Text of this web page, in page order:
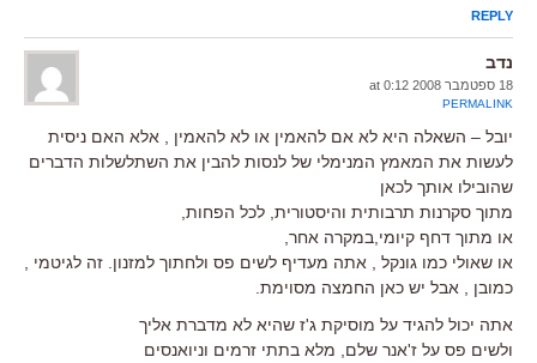
REPLY
נדב
18 ספטמבר 2008 at 0:12
PERMALINK
יובל – השאלה היא לא אם להאמין או לא להאמין , אלא האם ניסית
לעשות את המאמץ המנימלי של לנסות להבין את השתלשלות הדברים
שהובילו אותך לכאן
מתוך סקרנות תרבותית והיסטורית, לכל הפחות,
או מתוך דחף קיומי,במקרה אחר,
או שאולי כמו גונקל , אתה מעדיף לשים פס ולחתוך למזנון. זה לגיטמי ,
כמובן , אבל יש כאן החמצה מסוימת.
אתה יכול להגיד על מוסיקת ג'ז שהיא לא מדברת אליך
ולשים פס על ז'אנר שלם, מלא בתתי זרמים וניואנסים